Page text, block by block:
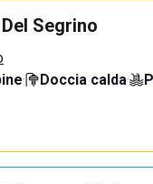
Segrino
· Doccia calda·